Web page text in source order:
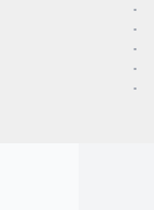
•
•
•
•
•